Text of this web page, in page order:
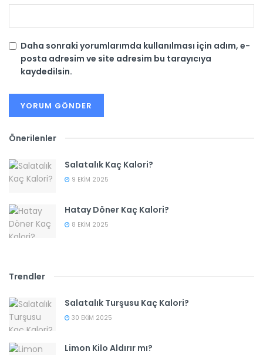
Daha sonraki yorumlarımda kullanılması için adım, e-
posta adresim ve site adresim bu tarayıcıya
kaydedilsin.
Önerilenler
Salatalık Kaç Kalori?
9 EKIM 2025
Hatay Döner Kaç Kalori?
8 EKIM 2025
Trendler
Salatalık Turşusu Kaç Kalori?
30 EKIM 2025
Limon Kilo Aldırır mı?